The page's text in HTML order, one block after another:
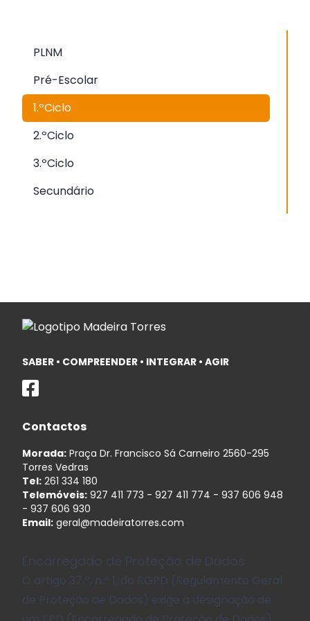
PLNM
Pré-Escolar
1.ºCiclo
2.ºCiclo
3.ºCiclo
Secundário
SABER • COMPREENDER • INTEGRAR • AGIR
Contactos
Morada: Praça Dr. Francisco Sá Carneiro 2560-295
Torres Vedras
Tel: 261 334 180
Telemóveis: 927 411 773 - 927 411 774 - 937 606 948
- 937 606 930
Email: geral@madeiratorres.com
Encarregado de Proteção de Dados
O artigo 37.º, n.º 1, do RGPD (Regulamento Geral
de Proteção de Dados) exige a designação de